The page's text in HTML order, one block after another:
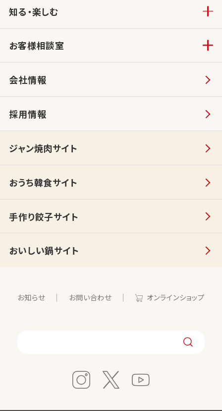
知る・楽しむ
お客様相談室
会社情報
採用情報
ジャン焼肉サイト
おうち韓食サイト
手作り餃子サイト
おいしい鍋サイト
お知らせ お問い合わせ オンラインショップ